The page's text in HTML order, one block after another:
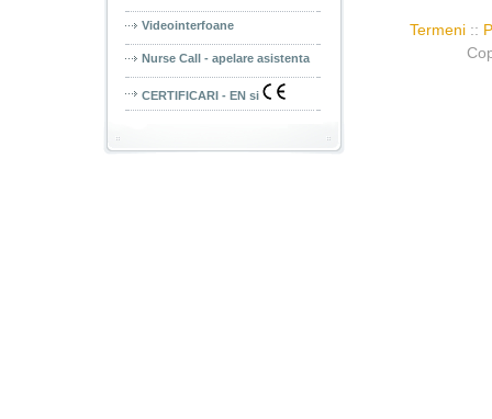
Videointerfoane
Nurse Call - apelare asistenta
CERTIFICARI - EN si
Termeni ::